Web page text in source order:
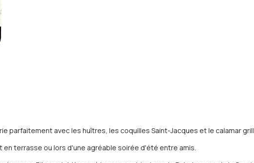
parfaitement avec les huîtres, les coquilles Saint-Jacques et le calamar
en terrasse ou lors d'une agréable soirée d'été entre amis.